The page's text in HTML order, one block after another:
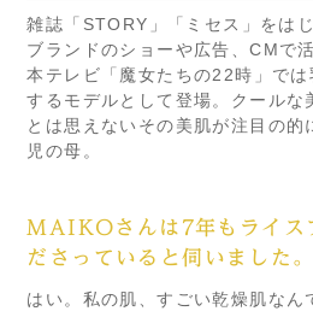
雑誌「STORY」「ミセス」をは
ブランドのショーや広告、CMで
本テレビ「魔女たちの22時」で
するモデルとして登場。クールな
とは思えないその美肌が注目の的
児の母。
MAIKOさんは7年もライス
ださっていると伺いました。
はい。私の肌、すごい乾燥肌なん